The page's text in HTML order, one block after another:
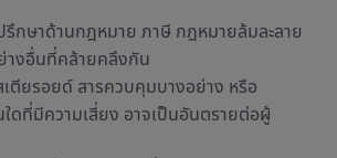
รึกษาด้านกฎหมาย ภาษี กฎหมายล้มละลาย
างอื่นที่คล้ายคลึงกัน
เตียรอยด์ สารควบคุมบางอย่าง หรือ
ที่มีความเสี่ยง อาจเป็นอันตรายต่อผู้